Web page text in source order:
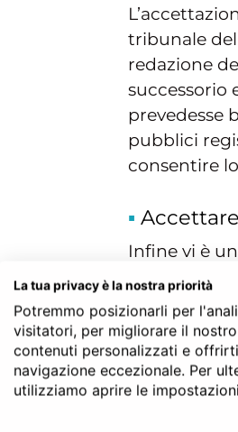
tribunale
redazione
successorio
prevedesse
pubblici
consentire
Infine vi è
non
debiti del
Si tratta di
nel caso in
Per
accettare
La tua privacy è la nostra priorità
Potremmo posizionarli per
visitatori, per migliorare il
contenuti personalizzati e
navigazione eccezionale. Per
utilizziamo aprire le